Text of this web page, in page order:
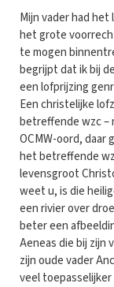
Mijn vader had het
het grote
te mogen
begrijpt dat ik bij
een lofprijzing
Een christelijke
betreffende wzc –
OCMW-oord, daar
het betreffende
levensgroot
weet u, is die
een rivier over
beter een
Aeneas die bij zijn
zijn oude vader
veel